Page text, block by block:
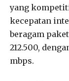
yang
kecepatan
beragam
212.500,
mbps.